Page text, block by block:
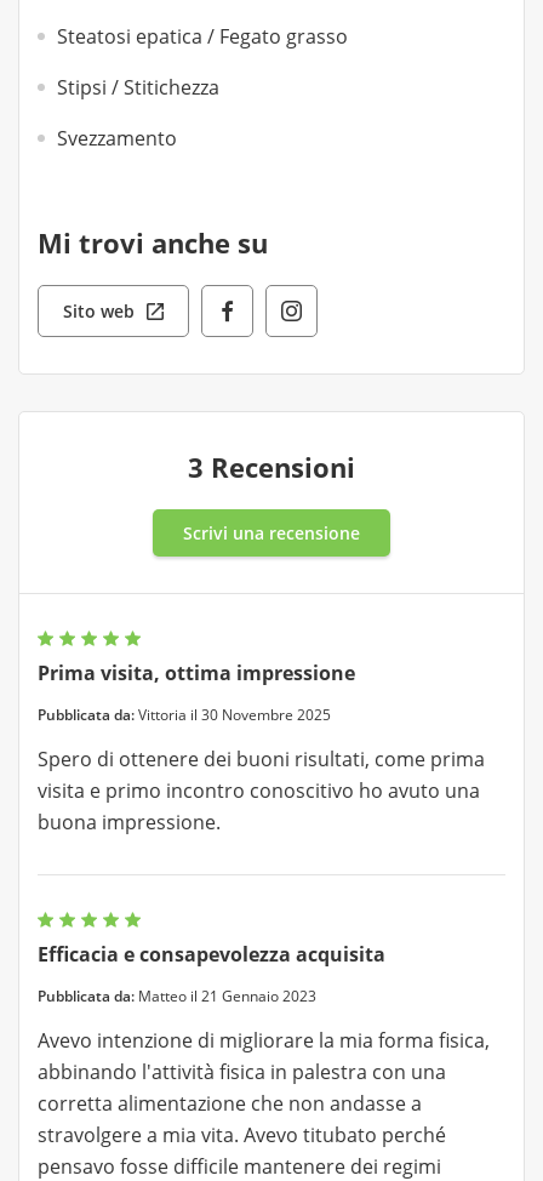
Steatosi epatica / Fegato grasso
Stipsi / Stitichezza
Svezzamento
Mi trovi anche su
Sito web
3 Recensioni
Scrivi una recensione
Prima visita, ottima impressione
Pubblicata da:Vittoria il 30 Novembre 2025
Spero di ottenere dei buoni risultati, come prima
visita e primo incontro conoscitivo ho avuto una
buona impressione.
Efficacia e consapevolezza acquisita
Pubblicata da: Matteo il 21 Gennaio 2023
Avevo intenzione di migliorare la mia forma fisica,
abbinando l'attività fisica in palestra con una
corretta alimentazione che non andasse a
stravolgere a mia vita. Avevo titubato perché
pensavo fosse difficile mantenere dei regimi